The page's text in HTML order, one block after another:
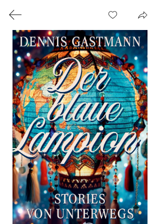
REISEN,
FRAGEN,
ERZÄHLEN
Vita
Presse
Sabine Kolb
Rowohlt Berlin Verlag